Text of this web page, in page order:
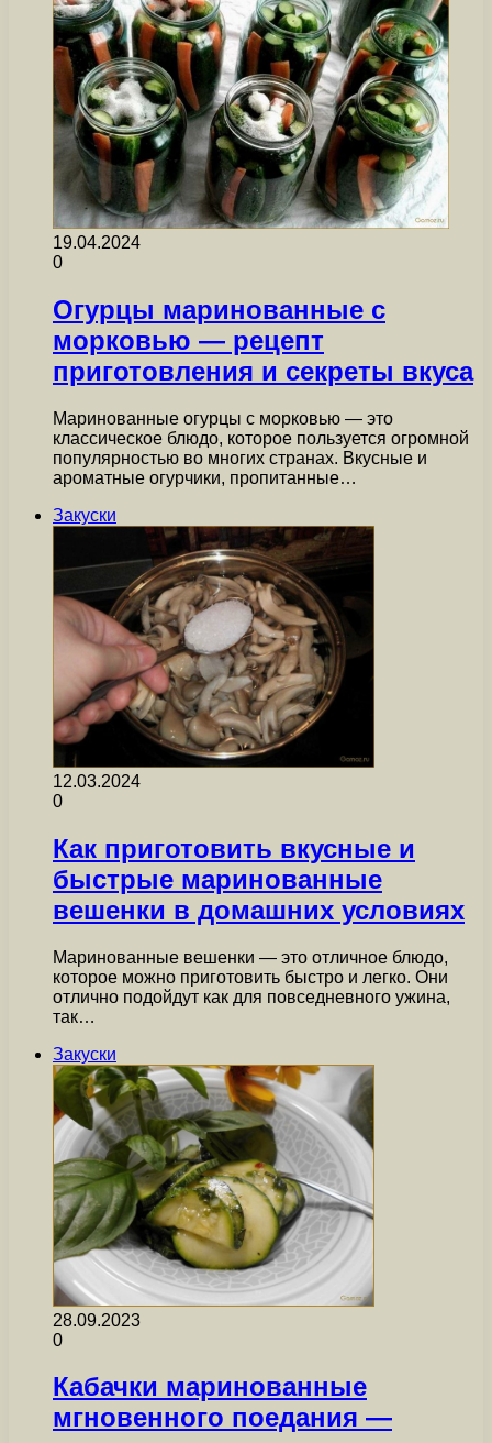
19.04.2024
0
Огурцы маринованные с
морковью — рецепт
приготовления и секреты вкуса
Маринованные огурцы с морковью — это
классическое блюдо, которое пользуется огромной
популярностью во многих странах. Вкусные и
ароматные огурчики, пропитанные…
Закуски
12.03.2024
0
Как приготовить вкусные и
быстрые маринованные
вешенки в домашних условиях
Маринованные вешенки — это отличное блюдо,
которое можно приготовить быстро и легко. Они
отлично подойдут как для повседневного ужина,
так…
Закуски
28.09.2023
0
Кабачки маринованные
мгновенного поедания —